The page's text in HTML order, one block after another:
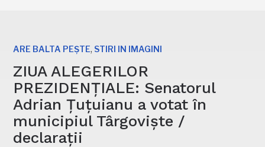
ARE BALTA PEȘTE, STIRI IN IMAGINI
ZIUA ALEGERILOR
PREZIDENȚIALE: Senatorul
Adrian Țuțuianu a votat în
municipiul Târgoviște /
declarații